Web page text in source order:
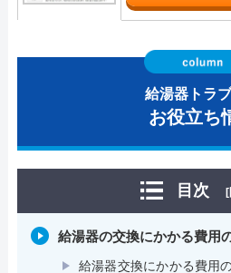
給湯器トラ
お役立ち
目次 [
給湯器の交換にかかる費用
給湯器交換にかかる費用